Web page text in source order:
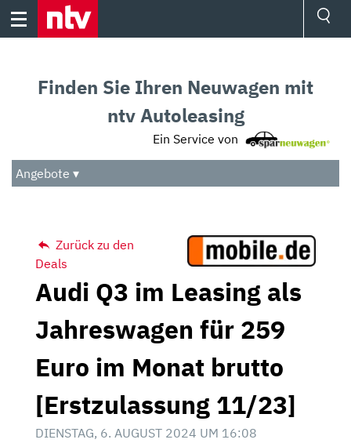
Skip
Audio
Das Beste
Finden Sie Ihren Neuwagen mit
ntv Autoleasing
Ein Service von
Angebote ▾
Zurück zu den
Deals
Audi Q3 im Leasing als
Jahreswagen für 259
Euro im Monat brutto
[Erstzulassung 11/23]
DIENSTAG, 6. AUGUST 2024 UM 16:08